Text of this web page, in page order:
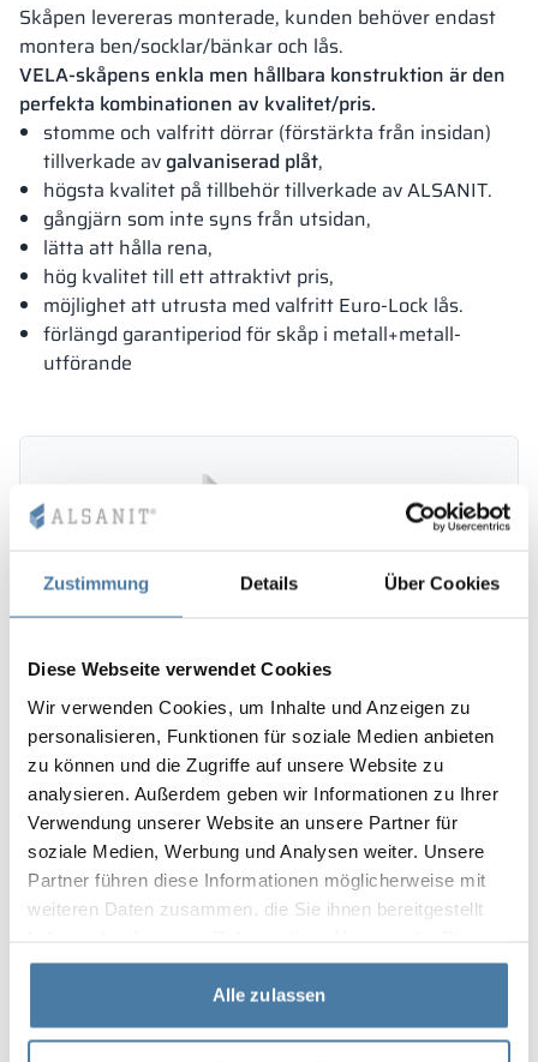
Zustimmung Details Über Cookies
Diese Webseite verwendet Cookies
Wir verwenden Cookies, um Inhalte und Anzeigen zu
personalisieren, Funktionen für soziale Medien anbieten
zu können und die Zugriffe auf unsere Website zu
analysieren. Außerdem geben wir Informationen zu Ihrer
Verwendung unserer Website an unsere Partner für
soziale Medien, Werbung und Analysen weiter. Unsere
Partner führen diese Informationen möglicherweise mit
weiteren Daten zusammen, die Sie ihnen bereitgestellt
gesammelt haben.
Alle zulassen
Skåpen levereras monterade, kunden behöver endast
montera ben/socklar/bänkar och lås.
VELA-skåpens enkla men hållbara konstruktion är den
perfekta kombinationen av kvalitet/pris.
stomme och valfritt dörrar (förstärkta från insidan)
tillverkade av galvaniserad plåt,
högsta kvalitet på tillbehör tillverkade av ALSANIT.
gångjärn som inte syns från utsidan,
lätta att hålla rena,
hög kvalitet till ett attraktivt pris,
möjlighet att utrusta med valfritt Euro-Lock lås.
förlängd garantiperiod för skåp i metall+metall-
utförande